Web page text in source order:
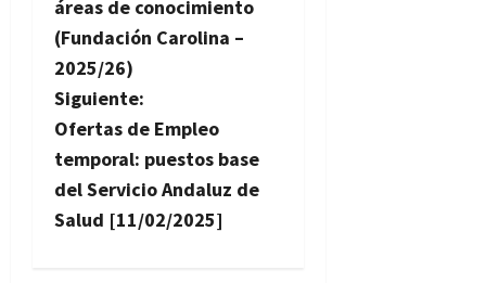
v
e
g
a
c
áreas de conocimiento
(Fundación Carolina –
2025/26)
Siguiente:
Ofertas de Empleo
temporal: puestos base
del Servicio Andaluz de
Salud [11/02/2025]